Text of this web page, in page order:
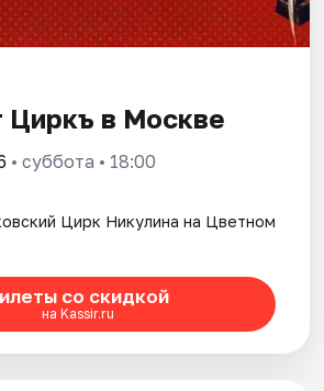
Циркъ в Москве
• суббота • 18:00
Цирк Никулина на Цветном
со скидкой
на Kassir.ru